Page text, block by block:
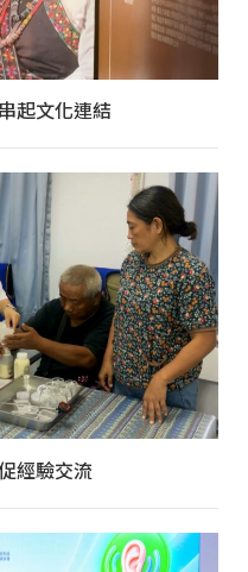
起文化連結
經驗交流